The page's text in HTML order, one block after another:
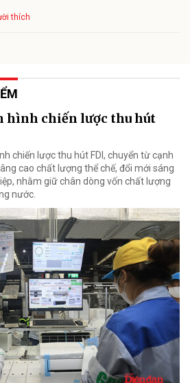
thích
hình chiến lược thu hút
chiến lược thu hút FDI, chuyển từ cạnh
cao chất lượng thể chế, đổi mới sáng
nhằm giữ chân dòng vốn chất lượng
nước.